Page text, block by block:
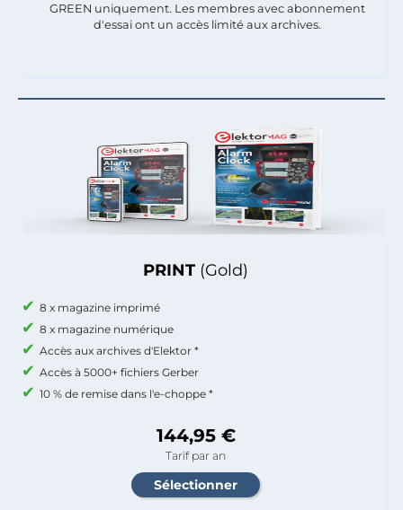
PRINT (Gold)
8 x magazine imprimé
8 x magazine numérique
Accès aux archives d'Elektor *
Accès à 5000+ fichiers Gerber
10 % de remise dans l'e-choppe *
144,95 €
Tarif par an
GREEN uniquement. Les membres avec abonnement
d'essai ont un accès limité aux archives.